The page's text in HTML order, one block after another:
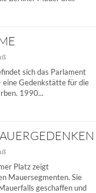
sich das Parlament
eine Gedenkstätte für die
1990...
Platz zeigt
Mauersegmenten. Sie
geschaffen und